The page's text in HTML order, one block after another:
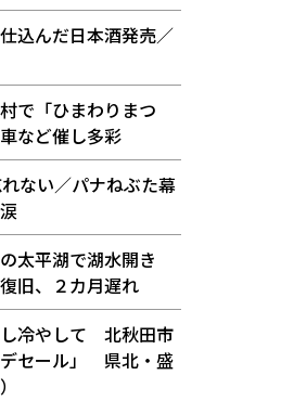
込んだ日本酒発売／
で「ひまわりまつ
など催し多彩
ない／パナねぶた幕
太平湖で湖水開き
旧、２カ月遅れ
冷やして 北秋田市
セール」 県北・盛